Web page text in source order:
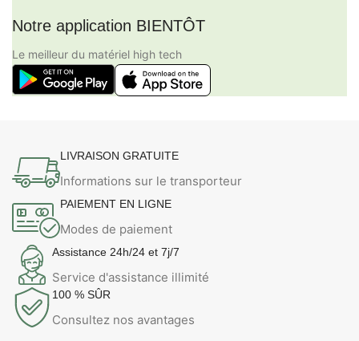
Notre application BIENTÔT
Le meilleur du matériel high tech
LIVRAISON GRATUITE
Informations sur le transporteur
PAIEMENT EN LIGNE
Modes de paiement
Assistance 24h/24 et 7j/7
Service d'assistance illimité
100 % SÛR
Consultez nos avantages